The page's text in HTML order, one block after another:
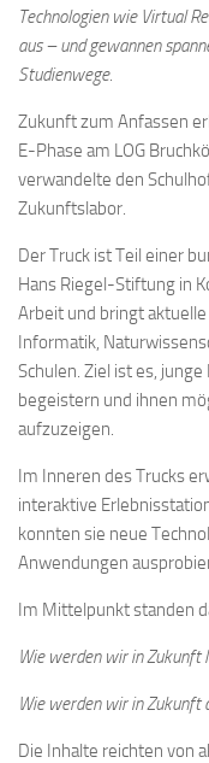
Technologien wie Virtual
aus – und gewannen
Studienwege.
Zukunft zum Anfassen
E-Phase am LOG
verwandelte den
Zukunftslabor.
Der Truck ist Teil einer
Hans Riegel-Stiftung in
Arbeit und bringt
Informatik,
Schulen. Ziel ist es,
begeistern und ihnen
aufzuzeigen.
Im Inneren des Trucks
interaktive
konnten sie neue
Anwendungen
Im Mittelpunkt standen
Wie werden wir in Zukunft
Wie werden wir in Zukunft
Die Inhalte reichten von